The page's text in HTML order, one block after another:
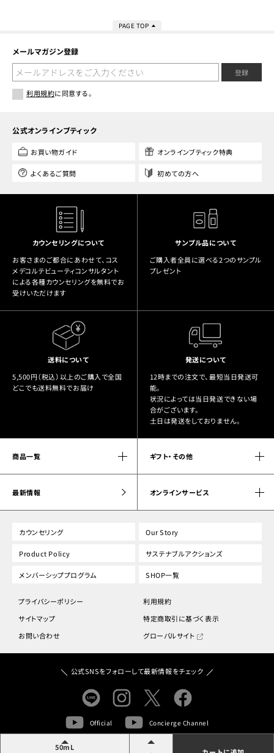
50mL
PAGE TOP
メールマガジン登録
登録
利用規約に同意する。
公式オンラインブティック
お買い物ガイド オンラインブティック特典
よくあるご質問 初めての方へ
カウンセリングについて
お客さまのご都合にあわせて、コス
メデコルテビューティコンサルタント
による各種カウンセリングを無料でお
受けいただけます
サンプル品について
ご購入者全員に選べる2つのサンプル
プレゼント
送料について
5,500円（税込）以上のご購入で全国
どこでも送料無料でお届け
発送について
12時までの注文で、最短当日発送可
能。
状況によっては当日発送できない場
合がございます。
土日は発送をしておりません。
商品一覧 ギフト・その他
最新情報 オンラインサービス
カウンセリング Our Story
Product Policy サステナブルアクションズ
メンバーシッププログラム SHOP一覧
プライバシーポリシー
利用規約
サイトマップ
特定商取引に基づく表示
お問い合わせ
グローバルサイト
公式SNSをフォローして最新情報をチェック
Official Concierge Channel